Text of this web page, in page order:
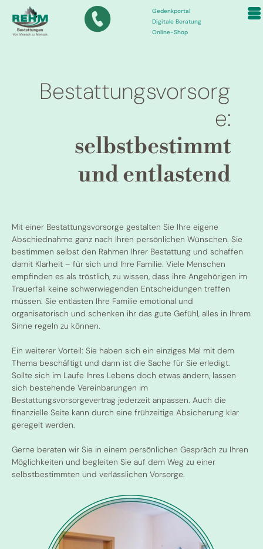
Gedenkportal
Digitale Beratung
Online-Shop
Bestattungsvorsorg
e:
selbstbestimmt
und entlastend
Mit einer Bestattungsvorsorge gestalten Sie Ihre eigene
Abschiednahme ganz nach Ihren persönlichen Wünschen. Sie
bestimmen selbst den Rahmen Ihrer Bestattung und schaffen
damit Klarheit – für sich und Ihre Familie. Viele Menschen
empfinden es als tröstlich, zu wissen, dass ihre Angehörigen im
Trauerfall keine schwerwiegenden Entscheidungen treffen
müssen. Sie entlasten Ihre Familie emotional und
organisatorisch und schenken ihr das gute Gefühl, alles in Ihrem
Sinne regeln zu können.
Ein weiterer Vorteil: Sie haben sich ein einziges Mal mit dem
Thema beschäftigt und dann ist die Sache für Sie erledigt.
Sollte sich im Laufe Ihres Lebens doch etwas ändern, lassen
sich bestehende Vereinbarungen im
Bestattungsvorsorgevertrag jederzeit anpassen. Auch die
finanzielle Seite kann durch eine frühzeitige Absicherung klar
geregelt werden.
Gerne beraten wir Sie in einem persönlichen Gespräch zu Ihren
Möglichkeiten und begleiten Sie auf dem Weg zu einer
selbstbestimmten und verlässlichen Vorsorge.